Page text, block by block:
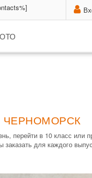
ЧЕРНОМОРСК
перейти в 10 класс или
для каждого